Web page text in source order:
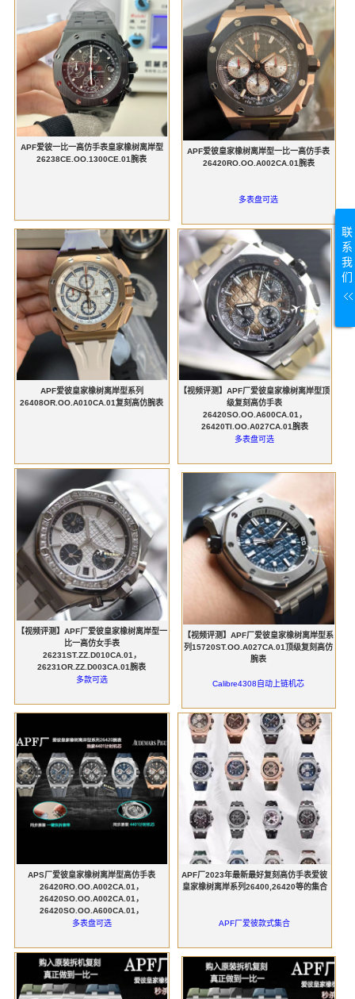
APF爱彼一比一高仿手表皇家橡树离岸型
26238CE.OO.1300CE.01腕表
APF爱彼皇家橡树离岸型一比一高仿手表
26420RO.OO.A002CA.01腕表
多表盘可选
APF爱彼皇家橡树离岸型系列
26408OR.OO.A010CA.01复刻高仿腕表
【视频评测】APF厂爱彼皇家橡树离岸型顶
级复刻高仿手表
26420SO.OO.A600CA.01，
26420TI.OO.A027CA.01腕表
多表盘可选
【视频评测】APF厂爱彼皇家橡树离岸型一
比一高仿女手表
26231ST.ZZ.D010CA.01，
26231OR.ZZ.D003CA.01腕表
多款可选
【视频评测】APF厂爱彼皇家橡树离岸型系
列15720ST.OO.A027CA.01顶级复刻高仿
腕表
Calibre4308自动上链机芯
APS厂爱彼皇家橡树离岸型高仿手表
26420RO.OO.A002CA.01，
26420SO.OO.A002CA.01，
26420SO.OO.A600CA.01，
26420TI.OO.A027CA.01
多表盘可选
APF厂2023年最新最好复刻高仿手表爱彼
皇家橡树离岸系列26400,26420等的集合
APF厂爱彼款式集合
联
系
我
们